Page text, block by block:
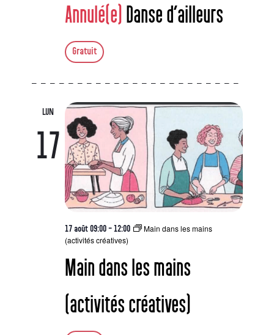
Annulé(e) Danse d’ailleurs
Gratuit
LUN
17
Main dans les mains
(activités créatives)
17 août 09:00-12:00
Main dans les mains
(activités créatives)